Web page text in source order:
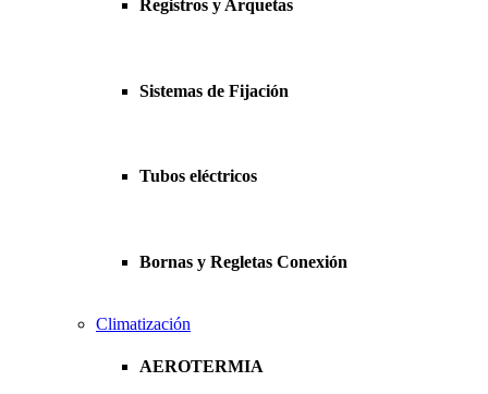
Registros y Arquetas
Sistemas de Fijación
Tubos eléctricos
Bornas y Regletas Conexión
Climatización
AEROTERMIA